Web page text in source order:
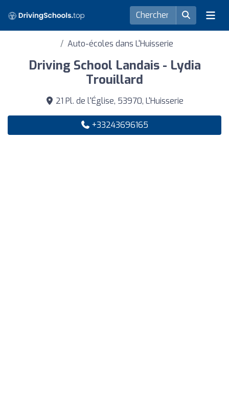
Auto-écoles dans L'Huisserie
Driving School Landais - Lydia
Trouillard
21 Pl. de l'Église, 53970, L'Huisserie
+33243696165